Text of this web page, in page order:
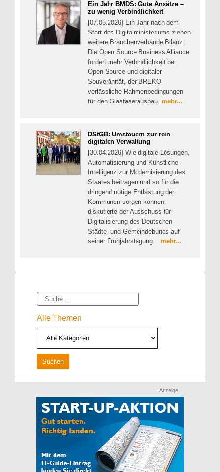
Ein Jahr BMDS: Gute Ansätze –
zu wenig Verbindlichkeit
[07.05.2026] Ein Jahr nach dem
Start des Digitalministeriums ziehen
weitere Branchenverbände Bilanz.
Die Open Source Business Alliance
fordert mehr Verbindlichkeit bei
Open Source und digitaler
Souveränität, der BREKO
verlässliche Rahmenbedingungen
für den Glasfaserausbau. mehr...
DStGB: Umsteuern zur rein
digitalen Verwaltung
[30.04.2026] Wie digitale Lösungen,
Automatisierung und Künstliche
Intelligenz zur Modernisierung des
Staates beitragen und so für die
dringend nötige Entlastung der
Kommunen sorgen können,
diskutierte der Ausschuss für
Digitalisierung des Deutschen
Städte- und Gemeindebunds auf
seiner Frühjahrstagung. mehr...
Suche
Alle Themen
Anzeige